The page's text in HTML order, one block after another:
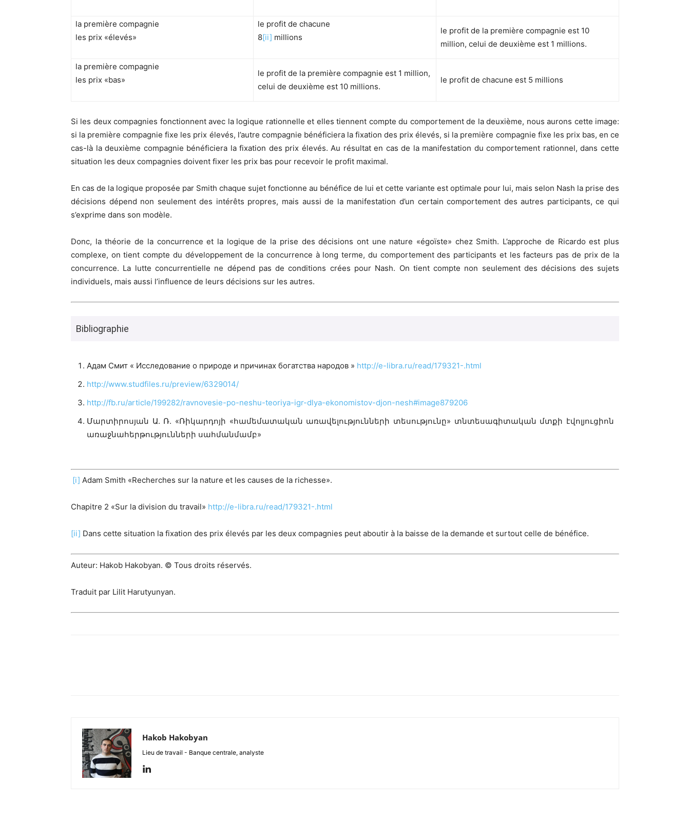
la première compagnie
les prix «élevés»
le profit de chacune
8[ii] millions
le profit de la première compagnie est 10
million, celui de deuxième est 1 millions.
la première compagnie
les prix «bas»
le profit de la première compagnie est 1 million,
celui de deuxième est 10 millions.
le profit de chacune est 5 millions
Si les deux compagnies fonctionnent avec la logique rationnelle et elles tiennent compte du comportement de la deuxième, nous aurons cette image:
si la première compagnie fixe les prix élevés, l’autre compagnie bénéficiera la fixation des prix élevés, si la première compagnie fixe les prix bas, en ce
cas-là la deuxième compagnie bénéficiera la fixation des prix élevés. Au résultat en cas de la manifestation du comportement rationnel, dans cette
situation les deux compagnies doivent fixer les prix bas pour recevoir le profit maximal.
En cas de la logique proposée par Smith chaque sujet fonctionne au bénéfice de lui et cette variante est optimale pour lui, mais selon Nash la prise des
décisions dépend non seulement des intérêts propres, mais aussi de la manifestation d’un certain comportement des autres participants, ce qui
s’exprime dans son modèle.
Donc, la théorie de la concurrence et la logique de la prise des décisions ont une nature «égoïste» chez Smith. L’approche de Ricardo est plus
complexe, on tient compte du développement de la concurrence à long terme, du comportement des participants et les facteurs pas de prix de la
concurrence. La lutte concurrentielle ne dépend pas de conditions crées pour Nash. On tient compte non seulement des décisions des sujets
individuels, mais aussi l’influence de leurs décisions sur les autres.
Bibliographie
Адам Смит « Исследование о природе и причинах богатства народов » http://e-libra.ru/read/179321-.html
http://www.studfiles.ru/preview/6329014/
http://fb.ru/article/199282/ravnovesie-po-neshu-teoriya-igr-dlya-ekonomistov-djon-nesh#image879206
Մարտիրոսյան Ա. Ռ. «Ռիկարդոյի «համեմատական առավելությունների տեսությունը» տնտեսագիտական մտքի էվոլյուցիոն
առաջնահերթությունների սահմանմամբ»
[i] Adam Smith «Recherches sur la nature et les causes de la richesse».
Chapitre 2 «Sur la division du travail» http://e-libra.ru/read/179321-.html
[ii] Dans cette situation la fixation des prix élevés par les deux compagnies peut aboutir à la baisse de la demande et surtout celle de bénéfice.
Auteur: Hakob Hakobyan. © Tous droits réservés.
Traduit par Lilit Harutyunyan.
Hakob Hakobyan
Lieu de travail - Banque centrale, analyste